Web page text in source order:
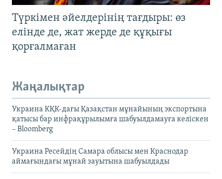
Түркімен әйелдерінің тағдыры: өз
елінде де, жат жерде де құқығы
қорғалмаған
Жаңалықтар
Украина КҚК-дағы Қазақстан мұнайының экспортына
қатысы бар инфрақұрылымға шабуылдамауға келіскен
– Bloomberg
Украина Ресейдің Самара облысы мен Краснодар
аймағындағы мұнай зауытына шабуылдады